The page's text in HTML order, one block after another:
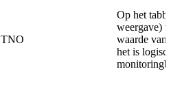
TNO
Op het
weergave)
waarde van
het is